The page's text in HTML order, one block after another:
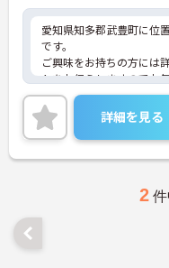
愛知県知多郡武豊町に位
です。
ご興味をお持ちの方には
トをお伝えしますのでお
いませ。
詳細を見る
2